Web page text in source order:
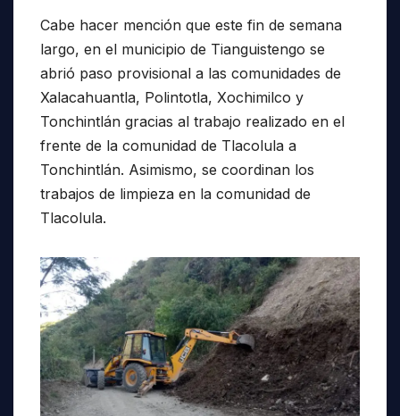
Cabe hacer mención que este fin de semana
largo, en el municipio de Tianguistengo se
abrió paso provisional a las comunidades de
Xalacahuantla, Polintotla, Xochimilco y
Tonchintlán gracias al trabajo realizado en el
frente de la comunidad de Tlacolula a
Tonchintlán. Asimismo, se coordinan los
trabajos de limpieza en la comunidad de
Tlacolula.